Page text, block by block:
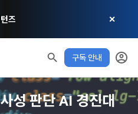
즈 ✕
구독 안내
모두 읽음 모두 삭제 닫기
XP XP 안내
약관
처리방침
수신 동의
성 판단 AI 경진대